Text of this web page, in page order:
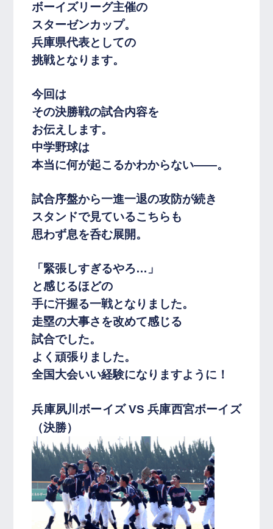
ボーイズリーグ主催の
スターゼンカップ。
兵庫県代表としての
挑戦となります。
今回は
その決勝戦の試合内容を
お伝えします。
中学野球は
本当に何が起こるかわからない――。
試合序盤から一進一退の攻防が続き
スタンドで見ているこちらも
思わず息を呑む展開。
「緊張しすぎるやろ…」
と感じるほどの
手に汗握る一戦となりました。
走塁の大事さを改めて感じる
試合でした。
よく頑張りました。
全国大会いい経験になりますように！
兵庫夙川ボーイズ VS 兵庫西宮ボーイズ
（決勝）